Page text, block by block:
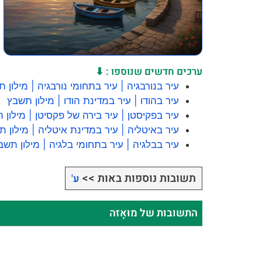
ערכים חדשים שנוספו : ⬇
עיר בנורבגיה | עיר בתחומי נורבגיה | מילון
עיר בהודו | עיר במדינת הודו | מילון תשבץ
עיר בפקיסטן | עיר בירה של פקסיטן |
עיר באיטליה | עיר במדינת איטליה | מילון
עיר בבלגיה | עיר בתחומי בלגיה | מילון
תשובות נוספות באות >> ע'
התשובות של מוּאָזה